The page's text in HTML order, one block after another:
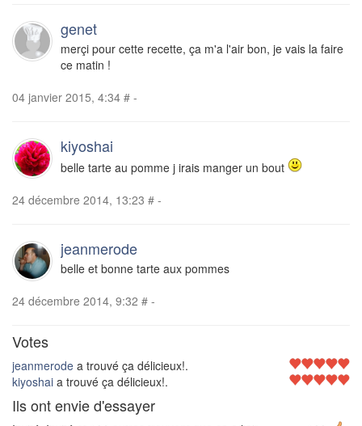
genet
merçi pour cette recette, ça m'a l'air bon, je vais la faire
ce matin !
04 janvier 2015, 4:34 # -
kiyoshai
belle tarte au pomme j irais manger un bout
24 décembre 2014, 13:23 # -
jeanmerode
belle et bonne tarte aux pommes
24 décembre 2014, 9:32 # -
Votes
jeanmerode a trouvé ça délicieux!.
kiyoshai a trouvé ça délicieux!.
Ils ont envie d'essayer